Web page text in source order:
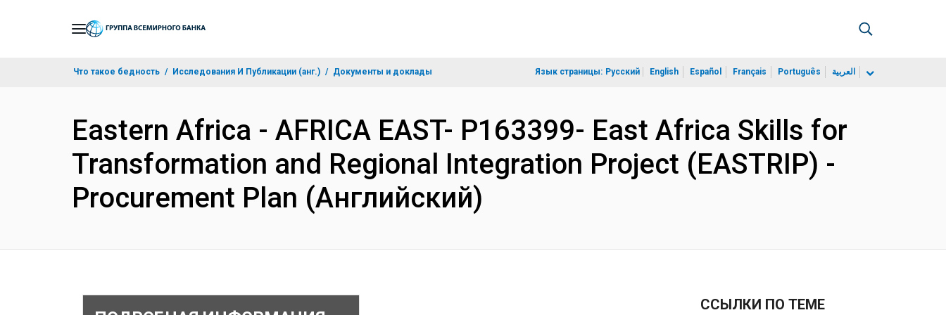
Что такое бедность Исследования И Публикации (анг.) Документы и доклады Язык страницы: Русский English Español Français Português العربية
Eastern Africa - AFRICA EAST- P163399- East Africa Skills for
Transformation and Regional Integration Project (EASTRIP) -
Procurement Plan (Английский)
ССЫЛКИ ПО ТЕМЕ